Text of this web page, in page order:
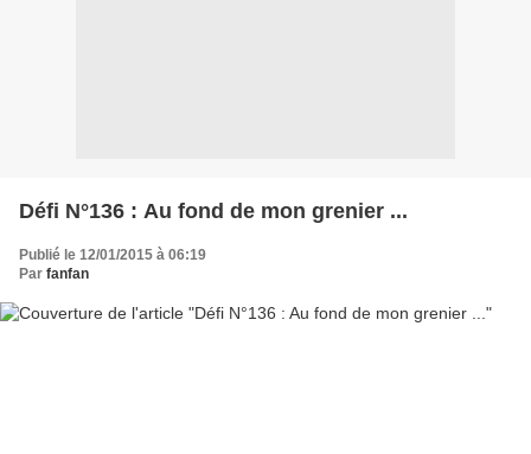
Défi N°136 : Au fond de mon grenier ...
Publié le 12/01/2015 à 06:19
Par fanfan